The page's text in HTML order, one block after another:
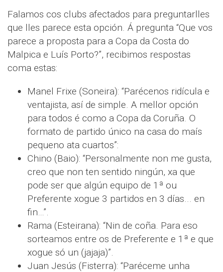
Falamos cos clubs afectados para preguntarlles
que lles parece esta opción. Á pregunta “Que vos
parece a proposta para a Copa da Costa do
Malpica e Luís Porto?”, recibimos respostas
coma estas:
Manel Frixe (Soneira): “Parécenos ridícula e
ventajista, así de simple. A mellor opción
para todos é como a Copa da Coruña. O
formato de partido único na casa do maís
pequeno ata cuartos”:
Chino (Baio): “Personalmente non me gusta,
creo que non ten sentido ningún, xa que
pode ser que algún equipo de 1ª ou
Preferente xogue 3 partidos en 3 días... en
fin…”.
Rama (Esteirana): “Nin de coña. Para eso
sorteamos entre os de Preferente e 1ª e que
xogue só un (jajaja)”.
Juan Jesús (Fisterra): “Paréceme unha